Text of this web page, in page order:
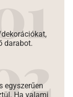
darabot.
egyszerűen
Ha valami